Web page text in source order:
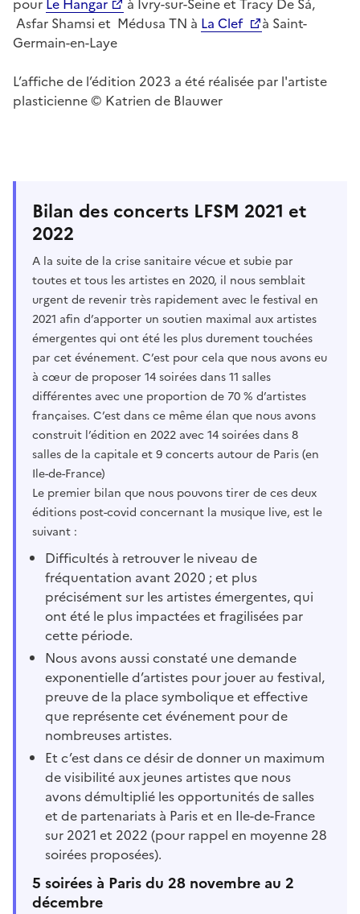
Asfar Shamsi et Médusa TN à La Clef
à Saint-
Germain-en-Laye
L’affiche de l’édition 2023 a été réalisée par l'artiste
plasticienne © Katrien de Blauwer
Bilan des concerts LFSM 2021 et
2022
A la suite de la crise sanitaire vécue et subie par
toutes et tous les artistes en 2020, il nous semblait
urgent de revenir très rapidement avec le festival en
2021 afin d’apporter un soutien maximal aux artistes
émergentes qui ont été les plus durement touchées
par cet événement. C’est pour cela que nous avons eu
à cœur de proposer 14 soirées dans 11 salles
différentes avec une proportion de 70 % d’artistes
françaises. C’est dans ce même élan que nous avons
construit l’édition en 2022 avec 14 soirées dans 8
salles de la capitale et 9 concerts autour de Paris (en
Ile-de-France)
Le premier bilan que nous pouvons tirer de ces deux
éditions post-covid concernant la musique live, est le
suivant :
Difficultés à retrouver le niveau de
fréquentation avant 2020 ; et plus
précisément sur les artistes émergentes, qui
ont été le plus impactées et fragilisées par
cette période.
Nous avons aussi constaté une demande
exponentielle d’artistes pour jouer au festival,
preuve de la place symbolique et effective
que représente cet événement pour de
nombreuses artistes.
Et c’est dans ce désir de donner un maximum
de visibilité aux jeunes artistes que nous
avons démultiplié les opportunités de salles
et de partenariats à Paris et en Ile-de-France
sur 2021 et 2022 (pour rappel en moyenne 28
soirées proposées).
5 soirées à Paris du 28 novembre au 2
décembre